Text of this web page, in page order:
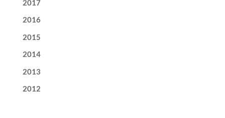
2017
2016
2015
2014
2013
2012